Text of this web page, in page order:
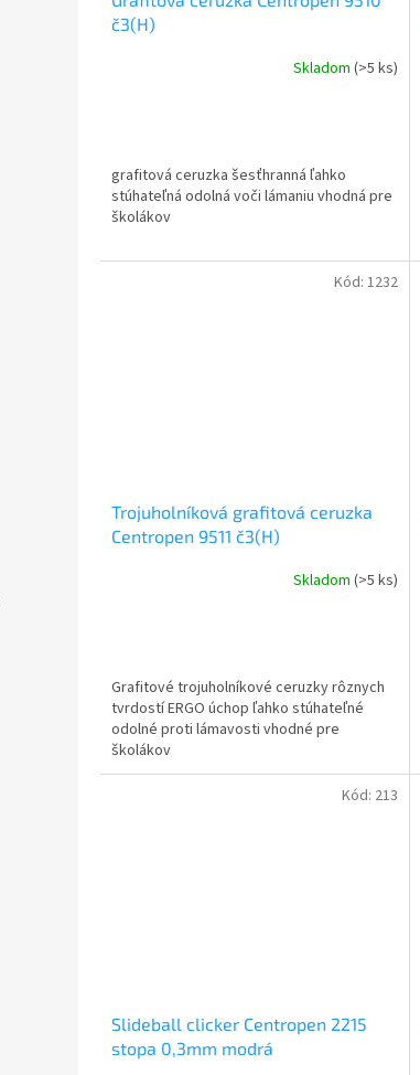
č3(H)
Skladom (>5 ks)
grafitová ceruzka šesťhranná ľahko
stúhateľná odolná voči lámaniu vhodná pre
školákov
Trojuholníková grafitová ceruzka
Centropen 9511 č3(H)
Skladom (>5 ks)
Grafitové trojuholníkové ceruzky rôznych
tvrdostí ERGO úchop ľahko stúhateľné
odolné proti lámavosti vhodné pre
školákov
Kód: 1232
Slideball clicker Centropen 2215
stopa 0,3mm modrá
Kód: 213